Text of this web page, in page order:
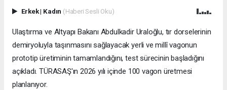
Erkek| Kadın (Haberi Sesli Oku)
Ulaştırma ve Altyapı Bakanı Abdulkadir Uraloğlu, tır dorselerinin
demiryoluyla taşınmasını sağlayacak yerli ve millî vagonun
prototip üretiminin tamamlandığını, test sürecinin başladığını
açıkladı. TÜRASAŞ'ın 2026 yılı içinde 100 vagon üretmesi
planlanıyor.